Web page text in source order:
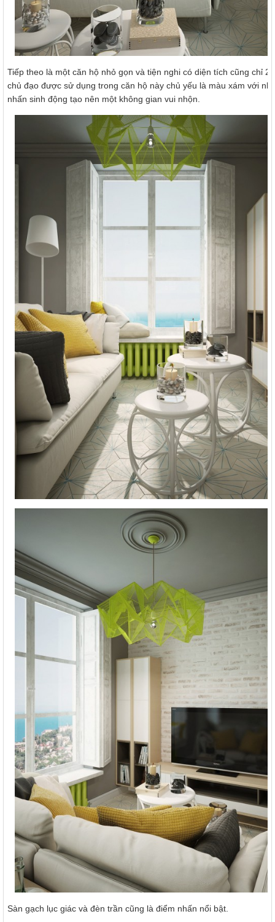
Tiếp theo là một căn hộ nhỏ gọn và tiện nghi có diện tích cũng chỉ
chủ đạo được sử dụng trong căn hộ này chủ yếu là màu xám với
nhấn sinh động tạo nên một không gian vui nhộn.
Sàn gạch lục giác và đèn trần cũng là điểm nhấn nổi bật.